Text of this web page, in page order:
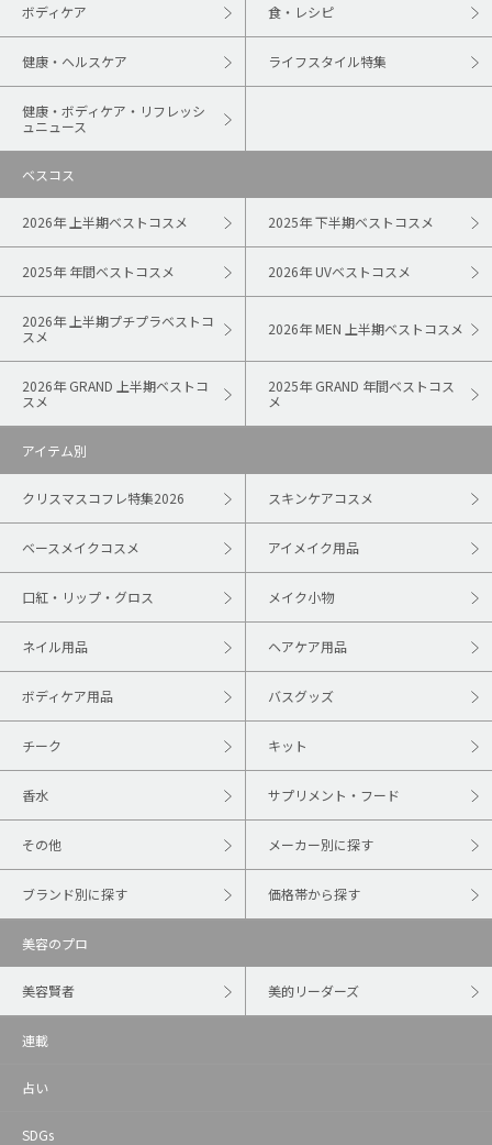
ボディケア 食・レシピ
健康・ヘルスケア ライフスタイル特集
健康・ボディケア・リフレッシ
ュニュース
ベスコス
2026年 上半期ベストコスメ 2025年 下半期ベストコスメ
2025年 年間ベストコスメ 2026年 UVベストコスメ
2026年 上半期プチプラベストコ
スメ
2026年 MEN 上半期ベストコスメ
2026年 GRAND 上半期ベストコ
スメ
2025年 GRAND 年間ベストコス
メ
アイテム別
クリスマスコフレ特集2026 スキンケアコスメ
ベースメイクコスメ アイメイク用品
口紅・リップ・グロス メイク小物
ネイル用品 ヘアケア用品
ボディケア用品 バスグッズ
チーク キット
香水 サプリメント・フード
その他 メーカー別に探す
ブランド別に探す 価格帯から探す
美容のプロ
美容賢者 美的リーダーズ
連載
占い
SDGs